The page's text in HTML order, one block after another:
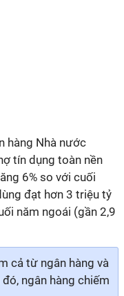
hàng Nhà nước
tín dụng toàn nền
6% so với cuối
đạt hơn 3 triệu tỷ
năm ngoái (gần 2,9
cả từ ngân hàng và
ngân hàng chiếm